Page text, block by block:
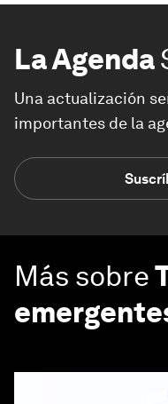
La Agenda
Una actualización
importantes de la
Más sobre